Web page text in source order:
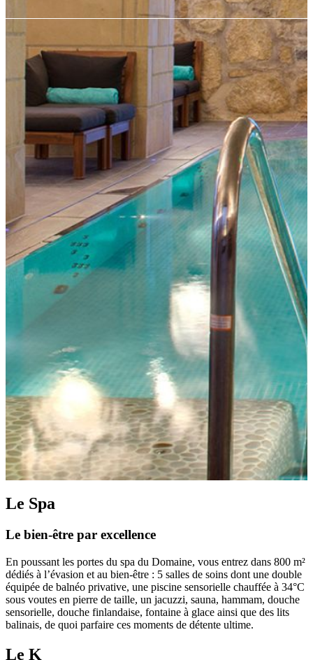
Le Spa
Le bien-être par excellence
En poussant les portes du spa du Domaine, vous entrez dans 800 m²
dédiés à l’évasion et au bien-être : 5 salles de soins dont une double
équipée de balnéo privative, une piscine sensorielle chauffée à 34°C
sous voutes en pierre de taille, un jacuzzi, sauna, hammam, douche
sensorielle, douche finlandaise, fontaine à glace ainsi que des lits
balinais, de quoi parfaire ces moments de détente ultime.
Le K